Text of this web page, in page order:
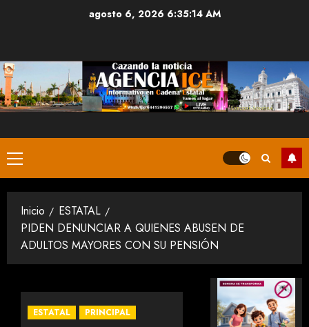
agosto 6, 2026 6:35:15 AM
Menú
principal
Inicio
ESTATAL
PIDEN DENUNCIAR A QUIENES ABUSEN DE
ADULTOS MAYORES CON SU PENSIÓN
ESTATAL PRINCIPAL